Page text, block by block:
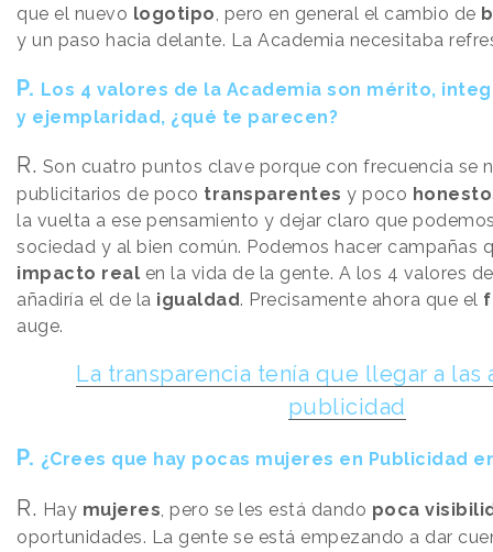
que el nuevo logotipo, pero en general el cambio de
y un paso hacia delante. La Academia necesitaba
P. Los 4 valores de la Academia son mérito,
y ejemplaridad, ¿qué te parecen?
R. Son cuatro puntos clave porque con frecuencia se
publicitarios de poco transparentes y poco
la vuelta a ese pensamiento y dejar claro que
sociedad y al bien común. Podemos hacer campañas
impacto real en la vida de la gente. A los 4 valores
añadiría el de la igualdad. Precisamente ahora que el
auge.
La transparencia tenía que llegar a las
publicidad
P. ¿Crees que hay pocas mujeres en Publicidad
R. Hay mujeres, pero se les está dando poca
oportunidades. La gente se está empezando a dar